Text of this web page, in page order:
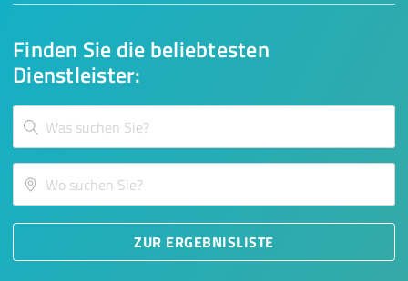
Finden Sie die beliebtesten
Dienstleister:
ZUR ERGEBNISLISTE